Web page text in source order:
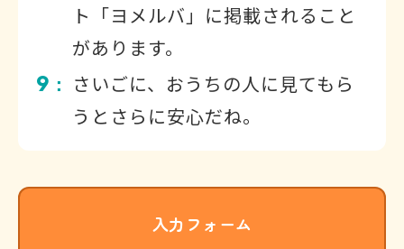
ト「ヨメルバ」に掲載されること
があります。
9 ：
さいごに、おうちの人に見てもら
うとさらに安心だね。
入力フォーム